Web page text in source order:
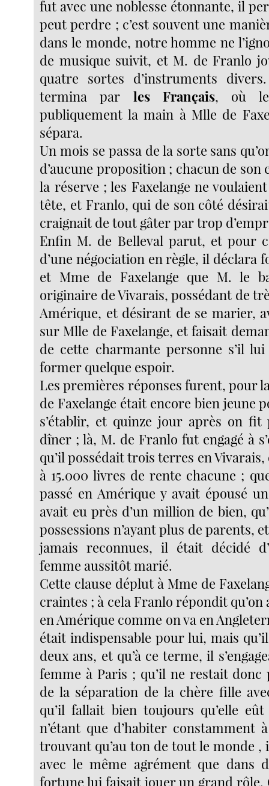
fut avec une noblesse étonnante, il
peut perdre ; c’est souvent une
dans le monde, notre homme ne
de musique suivit, et M. de Franlo
quatre sortes d’instruments
termina par les Français, où le
publiquement la main à Mlle de
sépara.
Un mois se passa de la sorte sans
d’aucune proposition ; chacun de son
la réserve ; les Faxelange ne
tête, et Franlo, qui de son côté
craignait de tout gâter par trop
Enfin M. de Belleval parut, et pour
d’une négociation en règle, il déclara
et Mme de Faxelange que M. le
originaire de Vivarais, possédant de
Amérique, et désirant de se marier,
sur Mlle de Faxelange, et faisait
de cette charmante personne s’il
former quelque espoir.
Les premières réponses furent, pour
de Faxelange était encore bien jeune
s’établir, et quinze jour après on
dîner ; là, M. de Franlo fut engagé à
qu’il possédait trois terres en Vivarais,
à 15.000 livres de rente chacune ;
passé en Amérique y avait épousé
avait eu près d’un million de bien,
possessions n’ayant plus de parents,
jamais reconnues, il était décidé
femme aussitôt marié.
Cette clause déplut à Mme de
craintes ; à cela Franlo répondit
en Amérique comme on va en
était indispensable pour lui, mais
deux ans, et qu’à ce terme, il
femme à Paris ; qu’il ne restait donc
de la séparation de la chère fille
qu’il fallait bien toujours qu’elle
n’étant que d’habiter constamment
trouvant qu’au ton de tout le monde
avec le même agrément que dans
fortune lui faisait jouer un grand rôle.